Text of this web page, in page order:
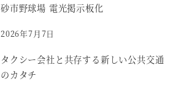
砂市野球場 電光掲示板化
2026年7月7日
タクシー会社と共存する新しい公共交通
のカタチ